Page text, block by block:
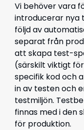
Vi behöver vara
introducerar nya
följd av
separat från
att skapa test-
(särskilt viktigt
specifik kod och
in av testen och
testmiljön.
finnas med i den
för produktion.